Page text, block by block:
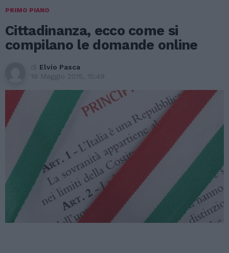
PRIMO PIANO
Cittadinanza, ecco come si
compilano le domande online
di Elvio Pasca
19 Maggio 2015, 15:49